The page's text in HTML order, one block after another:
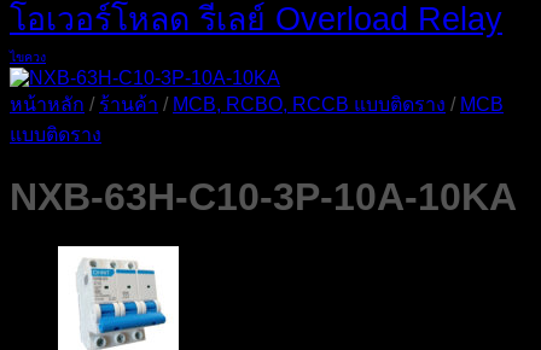
โอเวอร์โหลด รีเลย์ Overload Relay
ไขควง
หน้าหลัก / ร้านค้า / MCB, RCBO, RCCB แบบติดราง / MCB
แบบติดราง
NXB-63H-C10-3P-10A-10KA